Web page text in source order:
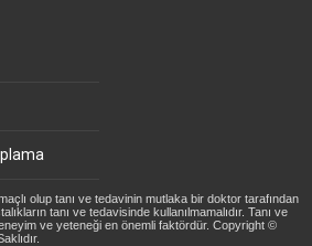
olup tanı ve tedavinin mutlaka bir doktor tarafından
tanı ve tedavisinde kullanılmamalıdır. Tanı ve
ve yeteneği en önemli faktördür. Copyright ©